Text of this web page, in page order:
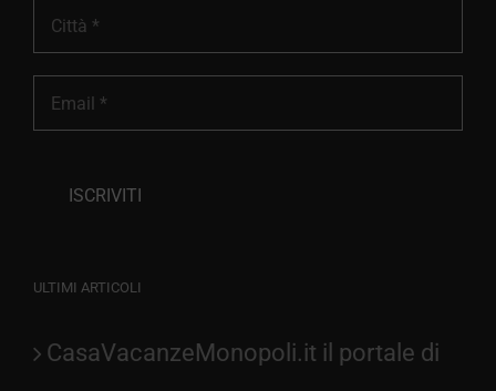
ULTIMI ARTICOLI
CasaVacanzeMonopoli.it il portale di